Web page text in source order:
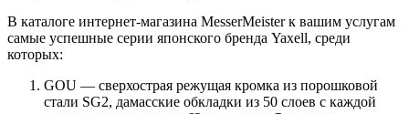
В каталоге интернет-магазина MesserMeister к вашим услугам
самые успешные серии японского бренда Yaxell, среди
которых:
GOU — сверхострая режущая кромка из порошковой
стали SG2, дамасские обкладки из 50 слоев с каждой